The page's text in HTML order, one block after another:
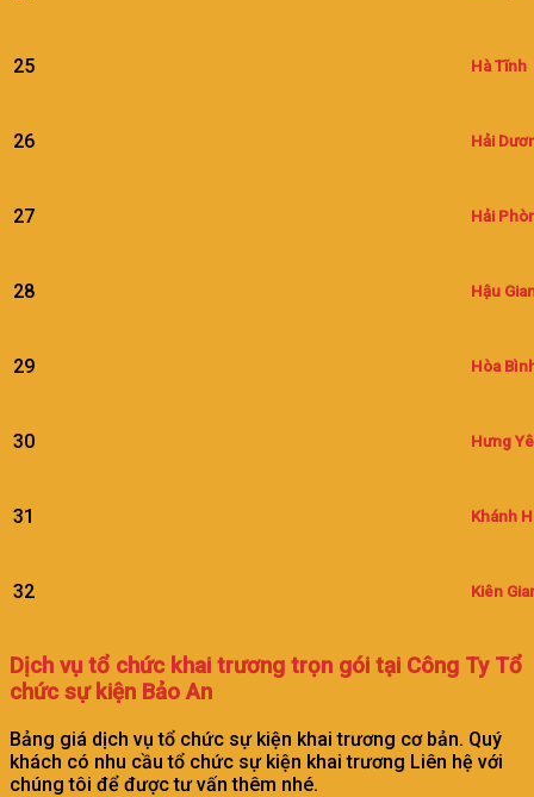
25 Hà Tĩnh
26 Hải
27 Hải
28 Hậu
29 Hòa
30 Hưng
31 Khánh
32 Kiên
Dịch vụ tổ chức khai trương trọn gói tại Công Ty Tổ
chức sự kiện Bảo An
Bảng giá dịch vụ tổ chức sự kiện khai trương cơ bản. Quý
khách có nhu cầu tổ chức sự kiện khai trương Liên hệ với
chúng tôi để được tư vấn thêm nhé.